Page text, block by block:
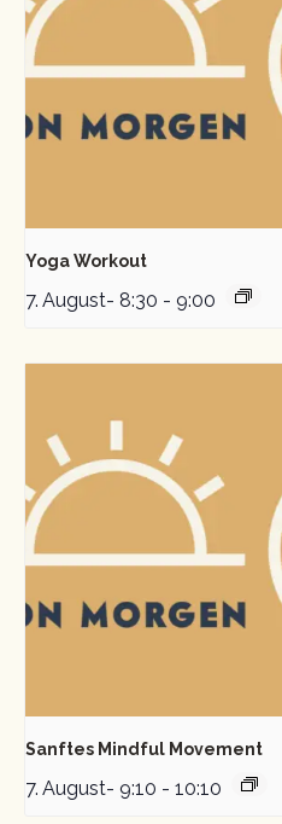
Yoga Workout
7. August- 8:30 - 9:00
Sanftes Mindful Movement
7. August- 9:10 - 10:10